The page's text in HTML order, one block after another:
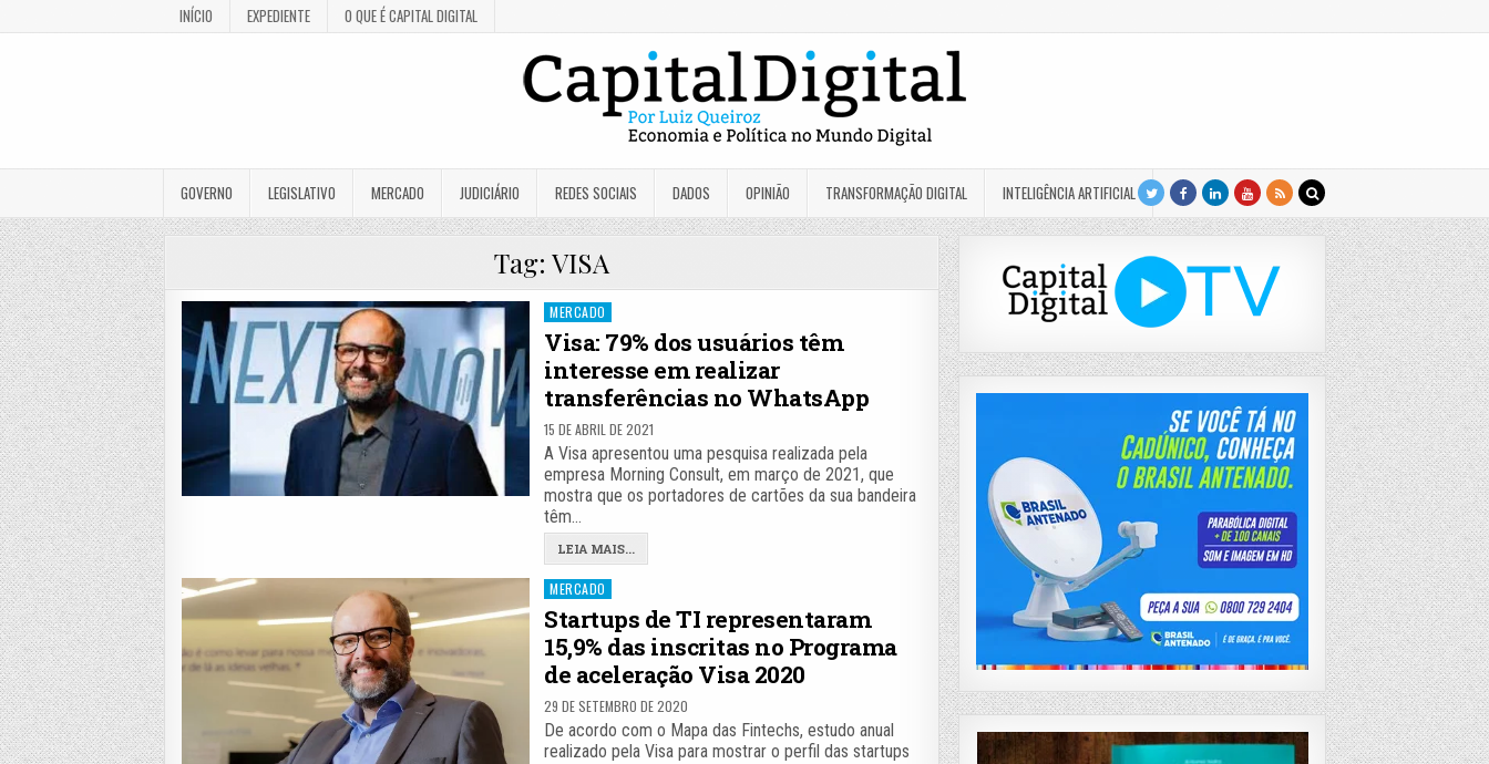
INÍCIO EXPEDIENTE O QUE É CAPITAL DIGITAL
GOVERNO LEGISLATIVO MERCADO JUDICIÁRIO REDES SOCIAIS DADOS OPINIÃO TRANSFORMAÇÃO DIGITAL INTELIGÊNCIA ARTIFICIAL
Tag:VISA
Posted
in
MERCADO
Visa: 79% dos usuários têm
interesse em realizar
transferências no WhatsApp
15 DE ABRIL DE 2021
A Visa apresentou uma pesquisa realizada pela
empresa Morning Consult, em março de 2021, que
mostra que os portadores de cartões da sua bandeira
têm…
LEIA MAIS...
Posted
in
MERCADO
Startups de TI representaram
15,9% das inscritas no Programa
de aceleração Visa 2020
29 DE SETEMBRO DE 2020
De acordo com o Mapa das Fintechs, estudo anual
realizado pela Visa para mostrar o perfil das startups